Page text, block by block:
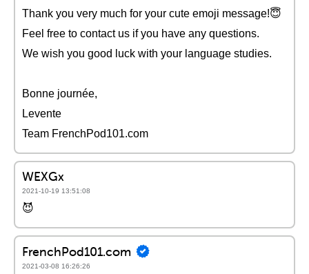
Thank you very much for your cute emoji message!😇
Feel free to contact us if you have any questions.
We wish you good luck with your language studies.
Bonne journée,
Levente
Team FrenchPod101.com
WEXGx
2021-10-19 13:51:08
😈
FrenchPod101.com
2021-03-08 16:26:26